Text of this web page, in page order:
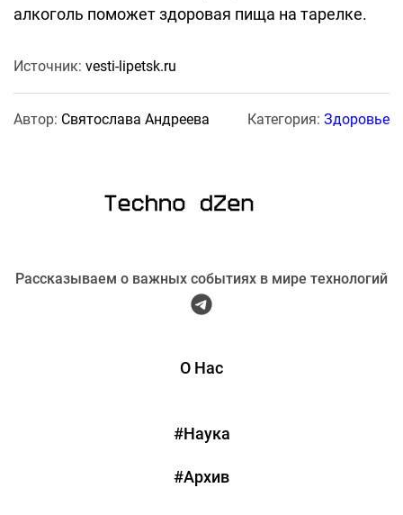
алкоголь поможет здоровая пища на тарелке.
Источник: vesti-lipetsk.ru
Автор: Святослава Андреева Категория: Здоровье
Рассказываем о важных событиях в мире технологий
О Нас
#Наука
#Архив